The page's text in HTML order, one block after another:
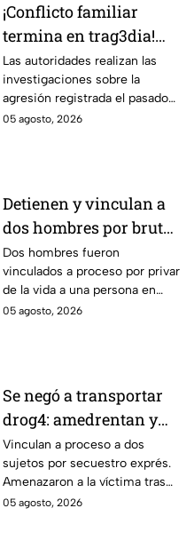
¡Conflicto familiar
termina en trag3dia!
Extranjero priva de la
vida a sus exsuegros y
excuñada: uno era de
Guanajuato
Las autoridades realizan las
investigaciones sobre la
agresión registrada el pasado
martes 4 de agosto.
05 agosto, 2026
Detienen y vinculan a
dos hombres por brut4l
hom1cidio en
Guanajuato Capital
Dos hombres fueron
vinculados a proceso por privar
de la vida a una persona en
Guanajuato Capital.
05 agosto, 2026
Se negó a transportar
drog4: amedrentan y
secuestran a víctim4;
hay dos detenidos
Vinculan a proceso a dos
sujetos por secuestro exprés.
Amenazaron a la víctima tras
negarse a trasladar droga.
05 agosto, 2026